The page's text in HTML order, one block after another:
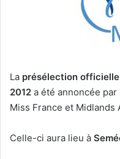
La présélection officielle
2012 a été annoncée
Miss France et Midlands
Celle-ci aura lieu à